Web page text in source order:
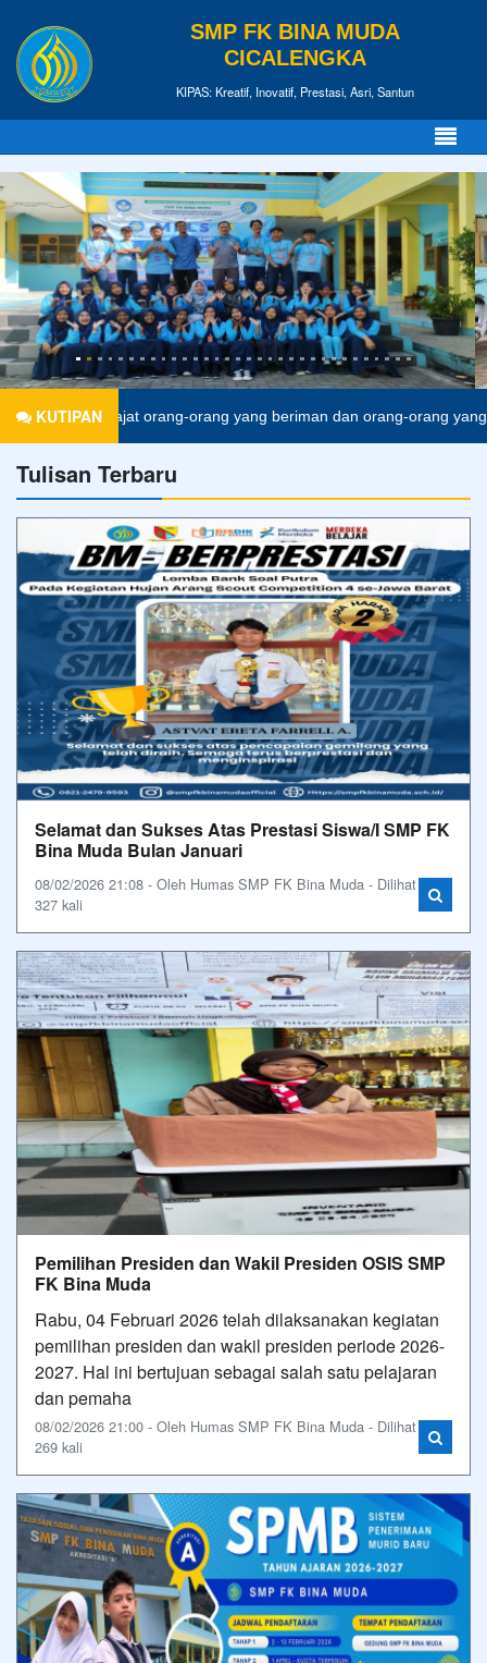
SMP FK BINA MUDA
CICALENGKA
KIPAS: Kreatif, Inovatif, Prestasi, Asri, Santun
KUTIPAN
derajat orang-orang yang beriman dan orang-orang yang berilmu
Tulisan Terbaru
Selamat dan Sukses Atas Prestasi Siswa/I SMP FK
Bina Muda Bulan Januari
08/02/2026 21:08 - Oleh Humas SMP FK Bina Muda - Dilihat
327 kali
Pemilihan Presiden dan Wakil Presiden OSIS SMP
FK Bina Muda
Rabu, 04 Februari 2026 telah dilaksanakan kegiatan
pemilihan presiden dan wakil presiden periode 2026-
2027. Hal ini bertujuan sebagai salah satu pelajaran
dan pemaha
08/02/2026 21:00 - Oleh Humas SMP FK Bina Muda - Dilihat
269 kali